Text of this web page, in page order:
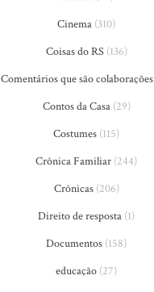
Cinema (310)
Coisas do RS(136)
Comentários que são colaborações
Contos da Casa(29)
Costumes (115)
Crônica Familiar (244)
Crônicas(206)
Direito de resposta (1)
Documentos (158)
educação (27)